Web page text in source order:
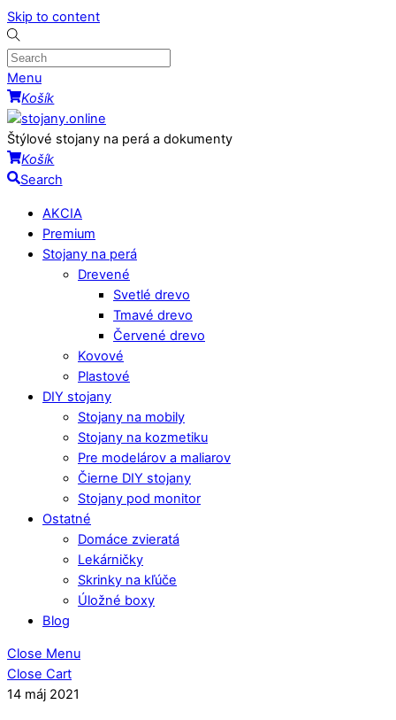
Skip to content
Menu
Košík
Štýlové stojany na perá a dokumenty
Košík
Search
AKCIA
Premium
Stojany na perá
Drevené
Svetlé drevo
Tmavé drevo
Červené drevo
Kovové
Plastové
DIY stojany
Stojany na mobily
Stojany na kozmetiku
Pre modelárov a maliarov
Čierne DIY stojany
Stojany pod monitor
Ostatné
Domáce zvieratá
Lekárničky
Skrinky na kľúče
Úložné boxy
Blog
Close Menu
Close Cart
14 máj 2021